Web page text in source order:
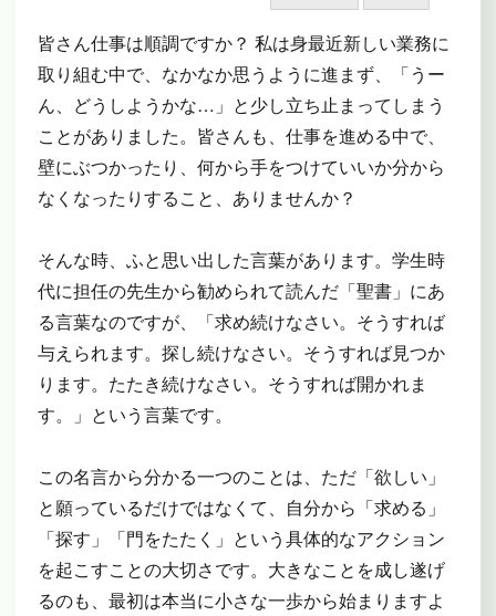
皆さん仕事は順調ですか？ 私は身最近新しい業務に
取り組む中で、なかなか思うように進まず、「うー
ん、どうしようかな…」と少し立ち止まってしまう
ことがありました。皆さんも、仕事を進める中で、
壁にぶつかったり、何から手をつけていいか分から
なくなったりすること、ありませんか？
そんな時、ふと思い出した言葉があります。学生時
代に担任の先生から勧められて読んだ「聖書」にあ
る言葉なのですが、「求め続けなさい。そうすれば
与えられます。探し続けなさい。そうすれば見つか
ります。たたき続けなさい。そうすれば開かれま
す。」という言葉です。
この名言から分かる一つのことは、ただ「欲しい」
と願っているだけではなくて、自分から「求める」
「探す」「門をたたく」という具体的なアクション
を起こすことの大切さです。大きなことを成し遂げ
るのも、最初は本当に小さな一歩から始まりますよ